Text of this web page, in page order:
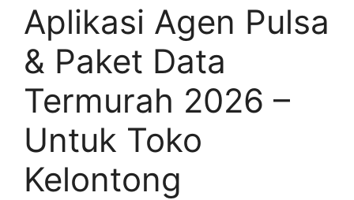
Aplikasi Agen Pulsa
& Paket Data
Termurah 2026 –
Untuk Toko
Kelontong